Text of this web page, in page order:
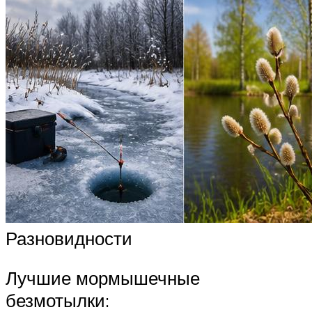
Разновидности
Лучшие мормышечные
безмотылки: